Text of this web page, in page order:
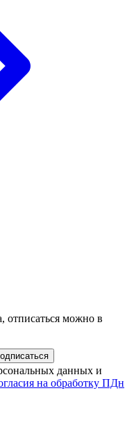
отписаться можно в
данных и
на обработку ПДн